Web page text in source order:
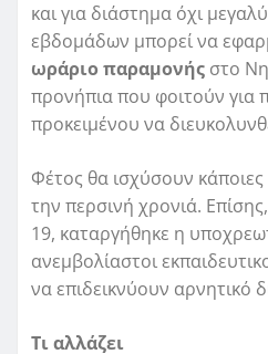
και για διάστημα όχι
εβδομάδων μπορεί να
ωράριο παραμονής στο
προνήπια που φοιτούν για
προκειμένου να
Φέτος θα ισχύσουν
την περσινή χρονιά.
19, καταργήθηκε η
ανεμβολίαστοι
να επιδεικνύουν αρνητικό
Τι αλλάζει